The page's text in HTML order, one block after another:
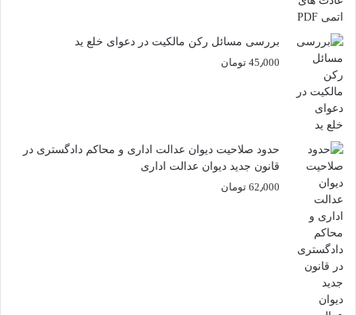
بررسی مسائل رکن مالکیت در دعوای خلع ید
45٫000 تومان
حدود صلاحیت دیوان عدالت اداری و محاکم دادگستری در
قانون جدید دیوان عدالت اداری
62٫000 تومان